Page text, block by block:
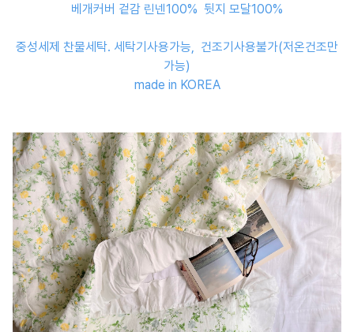
베개커버 겉감 린넨100% 뒷지 모달100%
중성세제 찬물세탁. 세탁기사용가능, 건조기사용불가(저온건조만
가능)
made in KOREA